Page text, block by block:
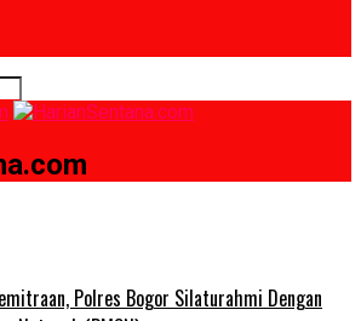
Polres Bogor Silaturahmi Dengan